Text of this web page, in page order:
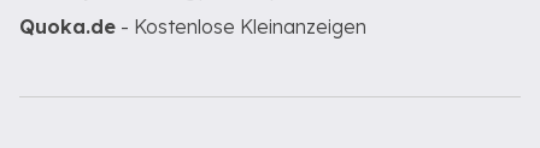
Quoka.de - Kostenlose Kleinanzeigen